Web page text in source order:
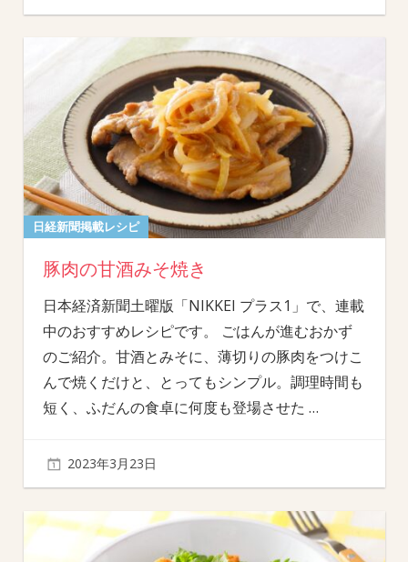
日経新聞掲載レシピ
豚肉の甘酒みそ焼き
日本経済新聞土曜版「NIKKEI プラス1」で、連載
中のおすすめレシピです。 ごはんが進むおかず
のご紹介。甘酒とみそに、薄切りの豚肉をつけこ
んで焼くだけと、とってもシンプル。調理時間も
短く、ふだんの食卓に何度も登場させた …
2023年3月23日